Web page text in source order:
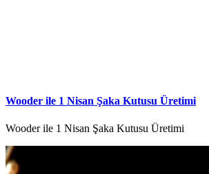
Wooder ile 1 Nisan Şaka Kutusu Üretimi
Wooder ile 1 Nisan Şaka Kutusu Üretimi